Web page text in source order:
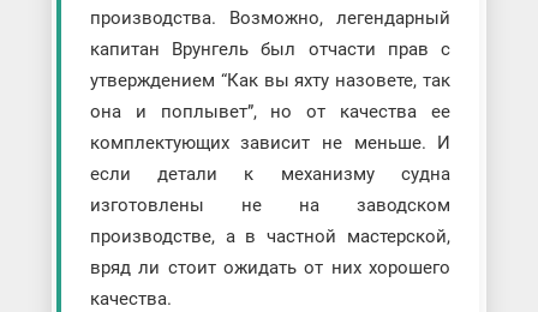
производства. Возможно, легендарный
капитан Врунгель был отчасти прав с
утверждением “Как вы яхту назовете, так
она и поплывет”, но от качества ее
комплектующих зависит не меньше. И
если детали к механизму судна
изготовлены не на заводском
производстве, а в частной мастерской,
вряд ли стоит ожидать от них хорошего
качества.